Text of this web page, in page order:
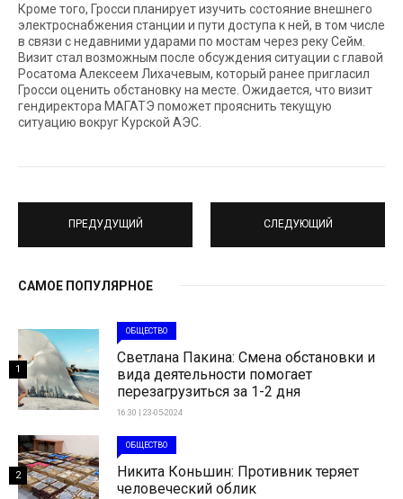
Кроме того, Гросси планирует изучить состояние внешнего
электроснабжения станции и пути доступа к ней, в том числе
в связи с недавними ударами по мостам через реку Сейм.
Визит стал возможным после обсуждения ситуации с главой
Росатома Алексеем Лихачевым, который ранее пригласил
Гросси оценить обстановку на месте. Ожидается, что визит
гендиректора МАГАТЭ поможет прояснить текущую
ситуацию вокруг Курской АЭС.
ПРЕДУДУЩИЙ СЛЕДУЮЩИЙ
САМОЕ ПОПУЛЯРНОЕ
ОБЩЕСТВО
Светлана Пакина: Смена обстановки и
вида деятельности помогает
перезагрузиться за 1-2 дня
16:30 | 23-05-2024
1
ОБЩЕСТВО
Никита Коньшин: Противник теряет
человеческий облик
2